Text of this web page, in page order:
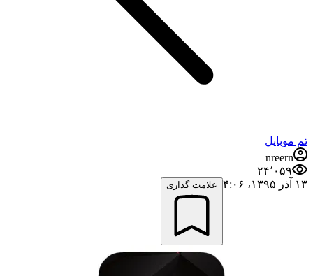
تم موبایل
nreern
۲۴٬۰۵۹
۱۳ آذر ۱۳۹۵،‏ ۴:۰۶
علامت گذاری